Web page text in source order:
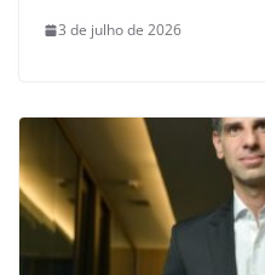
3 de julho de 2026